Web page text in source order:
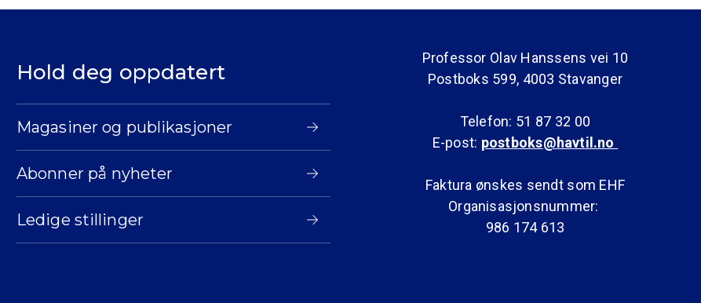
Hold deg oppdatert
Magasiner og publikasjoner
Abonner på nyheter
Ledige stillinger
Professor Olav Hanssens vei 10
Postboks 599, 4003 Stavanger
Telefon: 51 87 32 00
E-post: postboks@havtil.no
Faktura ønskes sendt som EHF
Organisasjonsnummer:
986 174 613